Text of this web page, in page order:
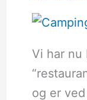
Vi har nu
og er